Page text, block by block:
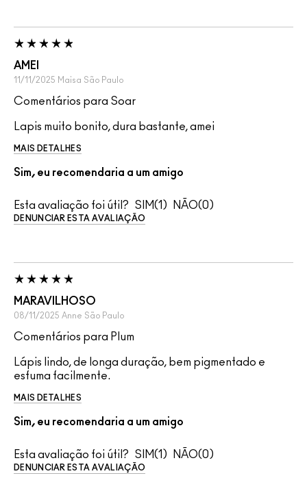
AMEI
11/11/2025 Maisa São Paulo
Comentários para Soar
Lapis muito bonito, dura bastante, amei
MAIS DETALHES
Sim, eu recomendaria a um amigo
Esta avaliação foi útil? 1 0
DENUNCIAR ESTA AVALIAÇÃO
MARAVILHOSO
08/11/2025 Anne São Paulo
Comentários para Plum
Lápis lindo, de longa duração, bem pigmentado e
esfuma facilmente.
MAIS DETALHES
Sim, eu recomendaria a um amigo
Esta avaliação foi útil? 1 0
DENUNCIAR ESTA AVALIAÇÃO